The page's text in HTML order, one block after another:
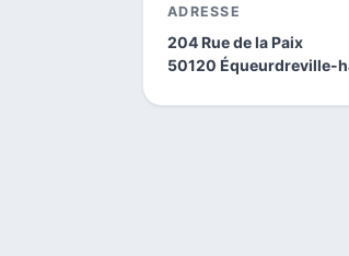
ADRESSE
204 Rue de la Paix
50120 Équeurdreville-